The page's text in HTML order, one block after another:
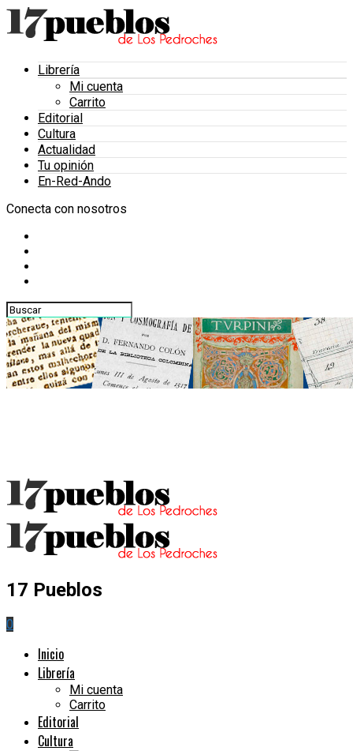
Librería
Mi cuenta
Carrito
Editorial
Cultura
Actualidad
Tu opinión
En-Red-Ando
Conecta con nosotros
17 Pueblos
0
Inicio
Librería
Mi cuenta
Carrito
Editorial
Cultura